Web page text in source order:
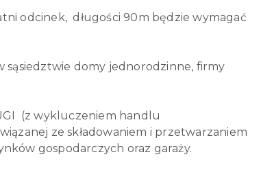
odcinek, długości 90m będzie wymagać
sąsiedztwie domy jednorodzinne, firmy
(z wykluczeniem handlu
ze składowaniem i przetwarzaniem
gospodarczych oraz garaży.